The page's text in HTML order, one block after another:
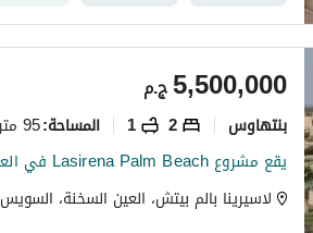
ج.م5,500,000
بنتهاوس 2
1 المساحة:95 متر مربع
لاسيرينا بالم بيتش، العين السخنة، السويس